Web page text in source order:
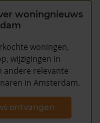
woningnieuws
woningen,
wijzigingen in
andere relevante
in Amsterdam.
ontvangen